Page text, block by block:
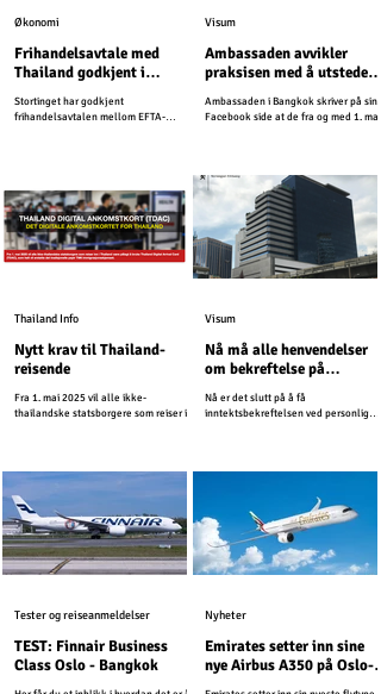
Frihandelsavtale med
Thailand godkjent i
Stortinget har godkjent
frihandelsavtalen mellom EFTA-
Økonomi
Ambassaden avvikler
praksisen med å utstede
Ambassaden i Bangkok skriver på sin
Facebook side at de fra og med 1. mai
Visum
Nytt krav til Thailand-
reisende
Fra 1. mai 2025 vil alle ikke-
thailandske statsborgere som reiser inn
Thailand Info
Nå må alle henvendelser
om bekreftelse på
ambassaden per post
Nå er det slutt på å få
inntektsbekreftelsen ved personlig
Visum
TEST: Finnair Business
Class Oslo - Bangkok
Tester og reiseanmeldelser
Emirates setter inn sine
nye Airbus A350 på Oslo-
Nyheter